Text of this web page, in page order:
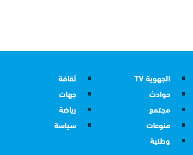
الجهوية TV
حوادث
مجتمع
منوعات
وطنية
ثقافة
جهات
رياضة
سياسة